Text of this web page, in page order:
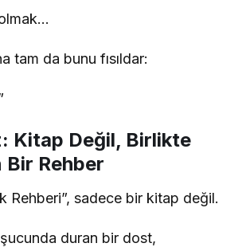
tam da bunu fısıldar:
Kitap Değil, Birlikte
Bir Rehber
Rehberi”, sadece bir kitap değil.
duran bir dost,